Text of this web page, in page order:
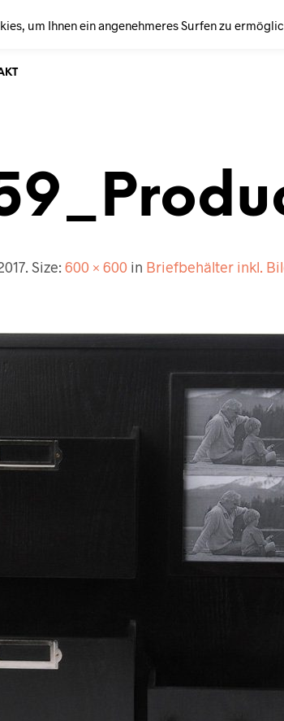
. Size:600 × 600 in Briefbehälter inkl.
um Ihnen ein angenehmeres Surfen zu